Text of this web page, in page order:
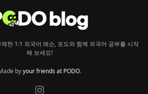
한 1:1 외국어 레슨, 포도와 함께 외국어 공부를 시작
해 보세요!
byyour friends at PODO.